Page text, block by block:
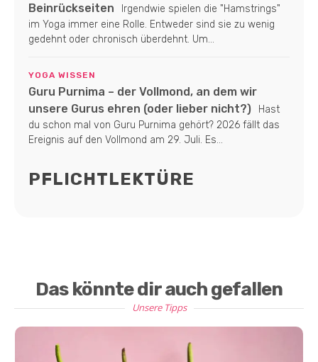
Beinrückseiten
Irgendwie spielen die "Hamstrings"
im Yoga immer eine Rolle. Entweder sind sie zu wenig
gedehnt oder chronisch überdehnt. Um...
YOGA WISSEN
Guru Purnima – der Vollmond, an dem wir
unsere Gurus ehren (oder lieber nicht?)
Hast
du schon mal von Guru Purnima gehört? 2026 fällt das
Ereignis auf den Vollmond am 29. Juli. Es...
PFLICHTLEKTÜRE
Das könnte dir auch gefallen
Unsere Tipps